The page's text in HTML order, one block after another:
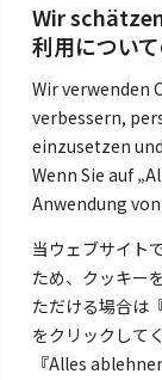
Wir
利用につい
Wir verwenden
verbessern,
einzusetzen
Wenn Sie auf
Anwendung
当ウェブサイト
ため、クッキー
ただける場合は
をクリックして
『Alles
ニュースレタ
過去の講演資
総会議事録
定款・会費規
コラムの紹介
コラム一覧